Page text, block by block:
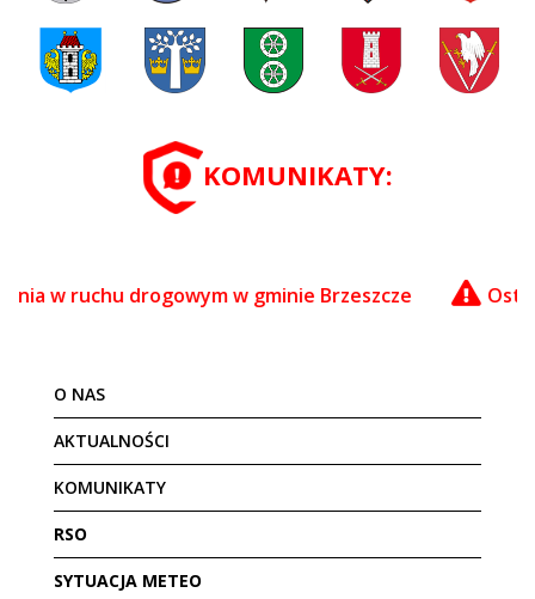
KOMUNIKATY:
drogowym w gminie Brzeszcze
O NAS
AKTUALNOŚCI
KOMUNIKATY
RSO
SYTUACJA METEO